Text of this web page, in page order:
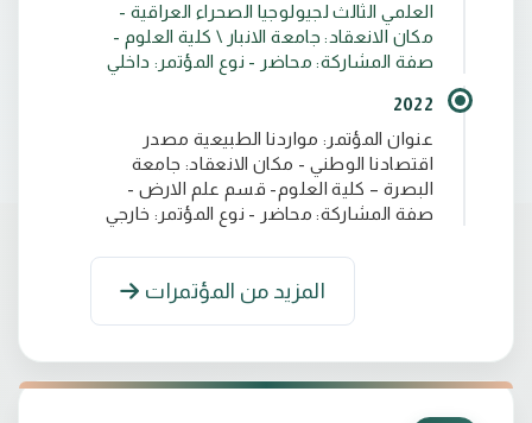
تدريسي جامعة بابل – كلية العلوم- قسم علم الارض
تدريسي كلية المستقبل الجامعة- قسم هندسة
البحوث والانشطة العلمية والمهنية:
العلمي الثالث لجيولوجيا الصحراء العراقية -
مكان الانعقاد: جامعة الانبار \ كلية العلوم -
صفة المشاركة: محاضر - نوع المؤتمر: داخلي
2022
عنوان المؤتمر: مواردنا الطبيعية مصدر
اقتصادنا الوطني - مكان الانعقاد: جامعة
البصرة – كلية العلوم- قسم علم الارض -
صفة المشاركة: محاضر - نوع المؤتمر: خارجي
المزيد من المؤتمرات